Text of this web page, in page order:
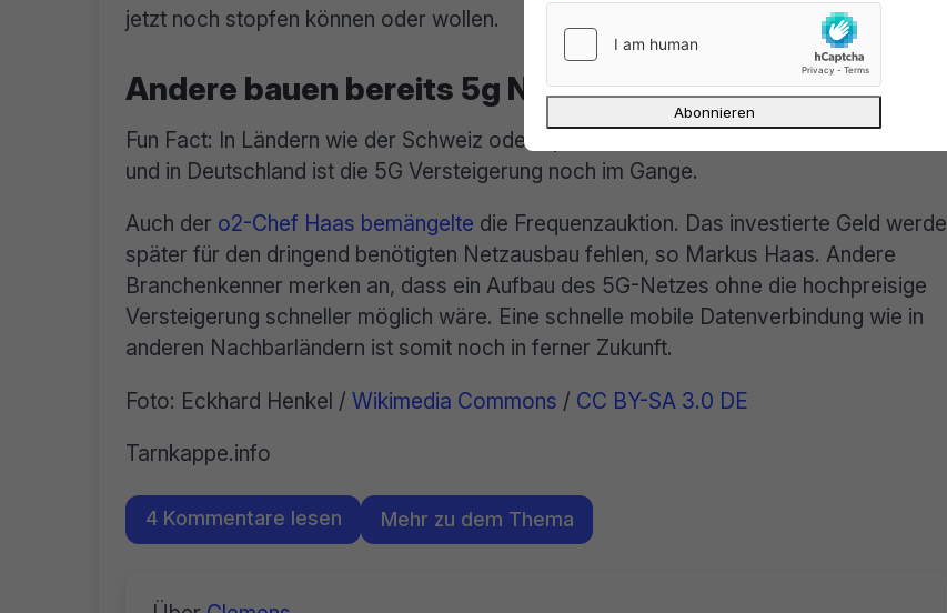
jetzt noch stopfen können oder wollen.
Andere bauen bereits 5g Netze
Fun Fact: In Ländern wie der Schweiz oder Spanien sind bereits 5G Netze in Betrieb
und in Deutschland ist die 5G Versteigerung noch im Gange.
Auch der o2-Chef Haas bemängelte die Frequenzauktion. Das investierte Geld werde
später für den dringend benötigten Netzausbau fehlen, so Markus Haas. Andere
Branchenkenner merken an, dass ein Aufbau des 5G-Netzes ohne die hochpreisige
Versteigerung schneller möglich wäre. Eine schnelle mobile Datenverbindung wie in
anderen Nachbarländern ist somit noch in ferner Zukunft.
Foto: Eckhard Henkel / Wikimedia Commons / CC BY-SA 3.0 DE
Tarnkappe.info
4 Kommentare lesen Mehr zu dem Thema